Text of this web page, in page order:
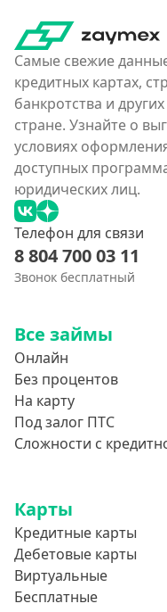
Самые свежие
кредитных картах,
банкротства и
стране. Узнайте о
условиях
доступных
юридических лиц.
Телефон для связи
8 804 700 03 11
Звонок бесплатный
Все займы
Онлайн
Без процентов
На карту
Под залог ПТС
Сложности с
Карты
Кредитные карты
Дебетовые карты
Виртуальные
Бесплатные